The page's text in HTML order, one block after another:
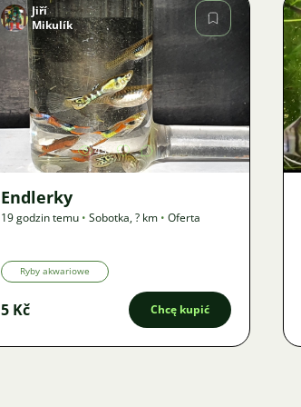
Zdjęcie
Jiří
Mikulík
43
Endlerky
19 godzin temu • Sobotka,? km • Oferta
Ryby akwariowe
5 Kč Chcę kupić